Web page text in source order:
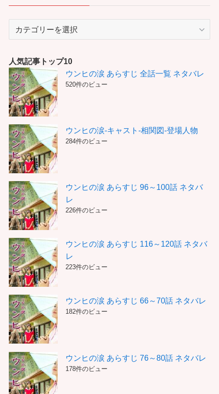
リ
ー
人気記事トップ10
ウンヒの涙 あらすじ 全話一覧 ネタバレ
520件のビュー
ウンヒの涙-キャスト-相関図-登場人物
284件のビュー
ウンヒの涙 あらすじ 96～100話 ネタバ
レ
226件のビュー
ウンヒの涙 あらすじ 116～120話 ネタバ
レ
223件のビュー
ウンヒの涙 あらすじ 66～70話 ネタバレ
182件のビュー
ウンヒの涙 あらすじ 76～80話 ネタバレ
178件のビュー